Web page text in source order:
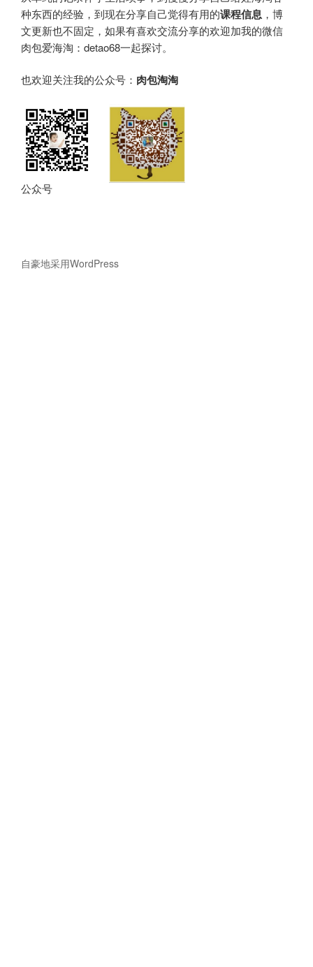
种东西的经验，到现在分享自己觉得有用的课程信息 ，博
文更新也不固定，如果有喜欢交流分享的欢迎加我的微信
肉包爱海淘：detao68一起探讨。
也欢迎关注我的公众号： 肉包淘淘
公众号
自豪地采用WordPress